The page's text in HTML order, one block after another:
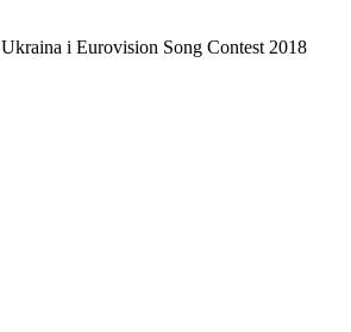
Ukraina i Eurovision Song Contest 2018